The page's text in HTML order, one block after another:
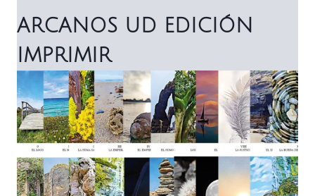
ARCANOS UD EDICIÓN
IMPRIMIR